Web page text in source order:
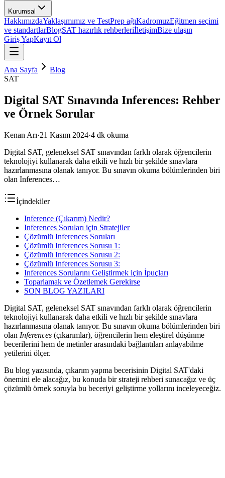
Kurumsal
HakkımızdaYaklaşımımız ve TestPrep ağıKadromuzEğitmen seçimi
ve standartlarBlogSAT hazırlık rehberleriİletişimBize ulaşın
Giriş YapKayıt Ol
Ana Sayfa
Blog
SAT
Digital SAT Sınavında Inferences: Rehber
ve Örnek Sorular
Kenan Arı·21 Kasım 2024·4 dk okuma
Digital SAT, geleneksel SAT sınavından farklı olarak öğrencilerin
teknolojiyi kullanarak daha etkili ve hızlı bir şekilde sınavlara
hazırlanmasına olanak tanıyor. Bu sınavın okuma bölümlerinden biri
olan Inferences…
İçindekiler
Inference (Çıkarım) Nedir?
Inferences Soruları için Stratejiler
Çözümlü Inferences Soruları
Çözümlü Inferences Sorusu 1:
Çözümlü Inferences Sorusu 2:
Çözümlü Inferences Sorusu 3:
Inferences Sorularını Geliştirmek için İpuçları
Toparlamak ve Özetlemek Gerekirse
SON BLOG YAZILARI
Digital SAT, geleneksel SAT sınavından farklı olarak öğrencilerin
teknolojiyi kullanarak daha etkili ve hızlı bir şekilde sınavlara
hazırlanmasına olanak tanıyor. Bu sınavın okuma bölümlerinden biri
olan Inferences (çıkarımlar), öğrencilerin hem eleştirel düşünme
becerilerini hem de metinler arasındaki bağlantıları anlayabilme
yetilerini ölçer.
Bu blog yazısında, çıkarım yapma becerisinin Digital SAT'daki
önemini ele alacağız, bu konuda bir strateji rehberi sunacağız ve üç
çözümlü örnek soruyla bu beceriyi geliştirme yollarını inceleyeceğiz.